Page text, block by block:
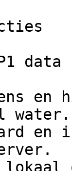
water.